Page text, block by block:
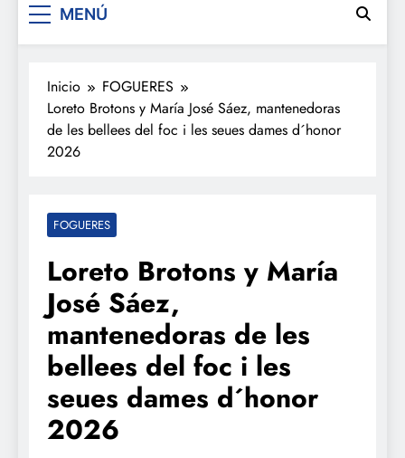
MENÚ
Inicio
FOGUERES
Loreto Brotons y María José Sáez, mantenedoras
de les bellees del foc i les seues dames d´honor
2026
FOGUERES
Loreto Brotons y María
José Sáez,
mantenedoras de les
bellees del foc i les
seues dames d´honor
2026